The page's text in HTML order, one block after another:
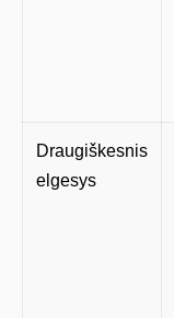
Draugiškesnis
elgesys